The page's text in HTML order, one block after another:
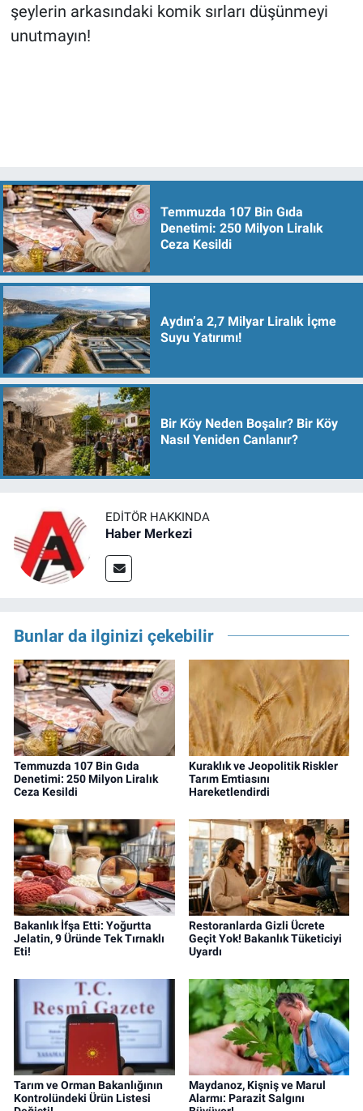
şeylerin arkasındaki komik sırları düşünmeyi
unutmayın!
Temmuzda 107 Bin Gıda
Denetimi: 250 Milyon Liralık
Ceza Kesildi
Aydın’a 2,7 Milyar Liralık İçme
Suyu Yatırımı!
Bir Köy Neden Boşalır? Bir Köy
Nasıl Yeniden Canlanır?
EDITÖR HAKKINDA
Haber Merkezi
Bunlar da ilginizi çekebilir
Temmuzda 107 Bin Gıda
Denetimi: 250 Milyon Liralık
Ceza Kesildi
Kuraklık ve Jeopolitik Riskler
Tarım Emtiasını
Hareketlendirdi
Bakanlık İfşa Etti: Yoğurtta
Jelatin, 9 Üründe Tek Tırnaklı
Eti!
Restoranlarda Gizli Ücrete
Geçit Yok! Bakanlık Tüketiciyi
Uyardı
Tarım ve Orman Bakanlığının
Kontrolündeki Ürün Listesi
Maydanoz, Kişniş ve Marul
Alarmı: Parazit Salgını